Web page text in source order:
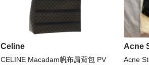
Celine
CELINE Macadam帆布肩背包 PV
Acne
Acne